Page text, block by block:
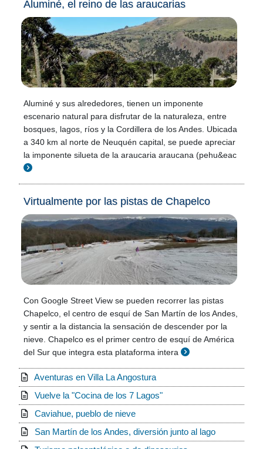
Aluminé, el reino de las araucarias
Aluminé y sus alrededores, tienen un imponente
escenario natural para disfrutar de la naturaleza, entre
bosques, lagos, ríos y la Cordillera de los Andes. Ubicada
a 340 km al norte de Neuquén capital, se puede apreciar
la imponente silueta de la araucaria araucana (pehu&eac
Virtualmente por las pistas de Chapelco
Con Google Street View se pueden recorrer las pistas
Chapelco, el centro de esquí de San Martín de los Andes,
y sentir a la distancia la sensación de descender por la
nieve. Chapelco es el primer centro de esquí de América
del Sur que integra esta plataforma intera
Aventuras en Villa La Angostura
Vuelve la "Cocina de los 7 Lagos"
Caviahue, pueblo de nieve
San Martín de los Andes, diversión junto al lago